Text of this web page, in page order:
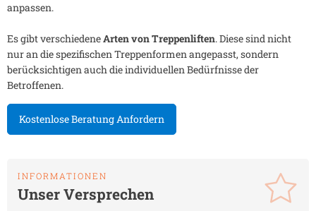
anpassen.
Es gibt verschiedeneArten von Treppenliften. Diese sind nicht
nur an die spezifischen Treppenformen angepasst, sondern
berücksichtigen auch die individuellen Bedürfnisse der
Betroffenen.
Kostenlose Beratung Anfordern
INFORMATIONEN
Unser Versprechen